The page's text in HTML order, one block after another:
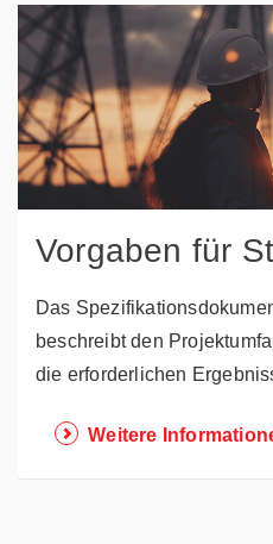
Vorgaben für
Das
beschreibt den
die erforderlichen
Weitere